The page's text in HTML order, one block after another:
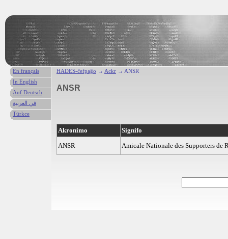
HADES-ĉefpaĝo → Ackr → ANSR
ANSR
Akronimo
Signifo
ANSR
Amicale Nationale des Supporters de
En français
In English
Auf Deutsch
في العربية
Türkce